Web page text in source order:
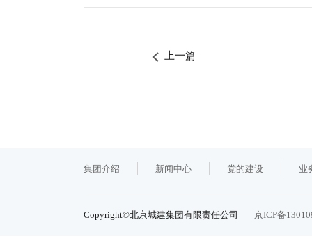
上一篇
集团介绍 新闻中心 党的建设 业
Copyright©北京城建集团有限责任公司 京ICP备